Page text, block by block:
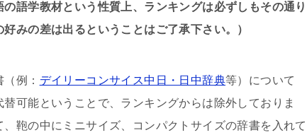
語学教材という性質上、ランキングは必ずしもその通り
みの差は出るということはご了承下さい。）
例： デイリーコンサイス中日・日中辞典等）について
可能ということで、ランキングからは除外しておりま
鞄の中にミニサイズ、コンパクトサイズの辞書を入れて